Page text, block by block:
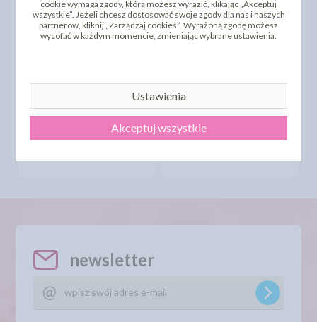
BARWNIK W PROSZKU
9,10 zł
BARWNIK W PROSZKU
cena:
newsletter
cookie wymaga zgody, którą możesz wyrazić, klikając „Akceptuj
wszystkie”. Jeżeli chcesz dostosować swoje zgody dla nas i naszych
partnerów, kliknij „Zarządzaj cookies”. Wyrażoną zgodę możesz
wycofać w każdym momencie, zmieniając wybrane ustawienia.
Ustawienia
Akceptuj wszystkie